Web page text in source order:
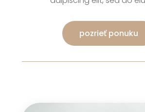
pozrieť ponuku